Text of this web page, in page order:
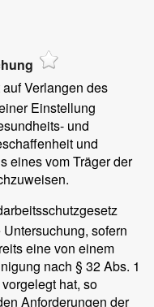
Verlangen des
Einstellung
und
und
eines vom Träger der
sofern
eine von einem
nach § 32 Abs. 1
hat, so
Anforderungen der